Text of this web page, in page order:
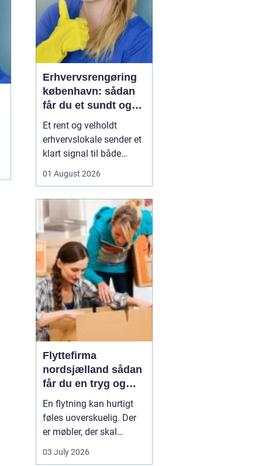
Erhvervsrengøring
københavn: sådan
får du et sundt og
professionelt
arbejdsmiljø
Et rent og velholdt
erhvervslokale sender et
klart signal til både
Mange virksomheder i
først værdien af
professionel rengøring,
når støvniveauet stiger,
medarbejdere klager
over indeklimaet, eller
kunder kom...
01 August 2026
Flyttefirma
nordsjælland sådan
får du en tryg og
effektiv flytning
En flytning kan hurtigt
føles uoverskuelig. Der
er møbler, der skal
bæres, kasser der skal
pakkes, og ofte en stram
03 July 2026